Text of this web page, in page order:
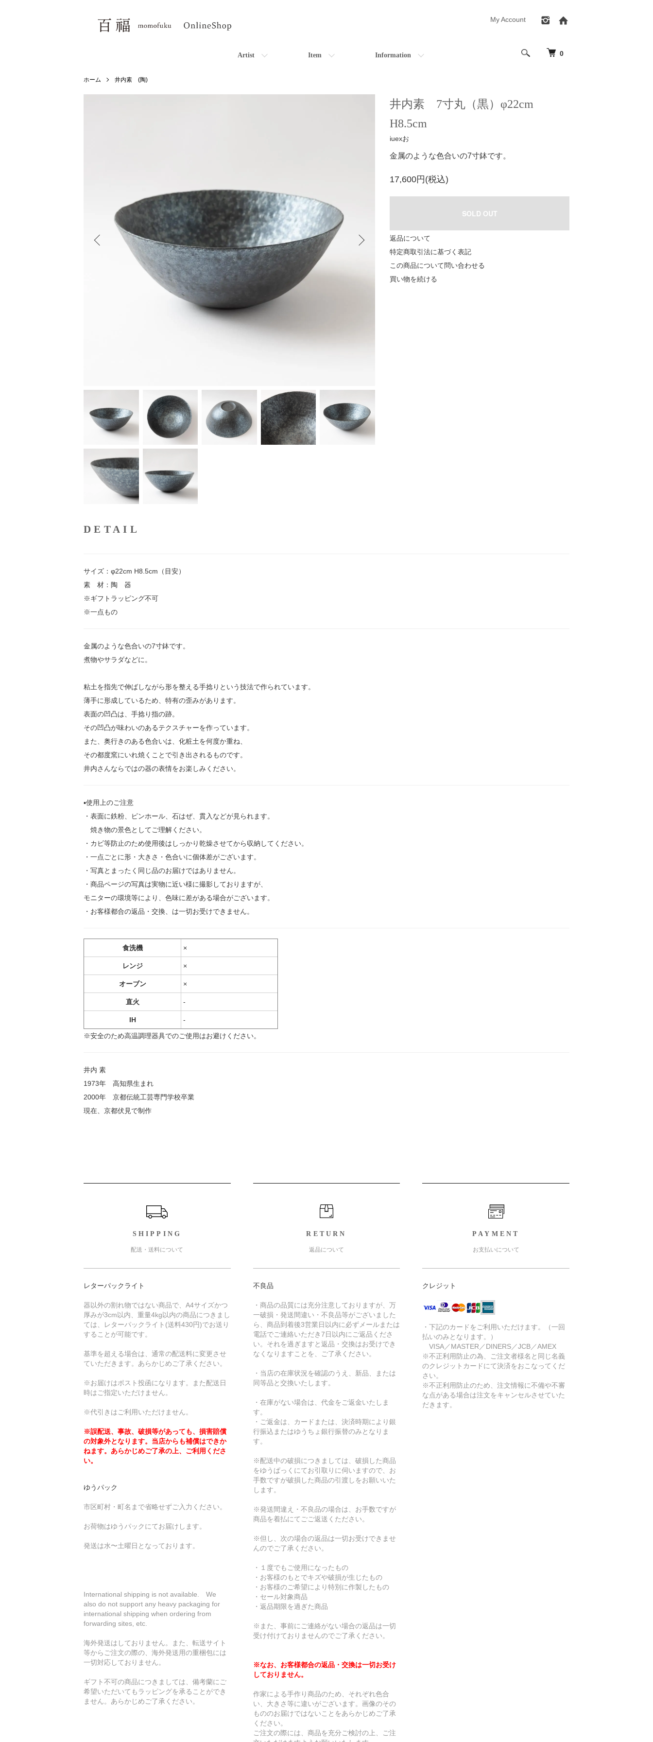
0
Artist Item Information
My Account
ホーム 井内素 (陶)
井内素 7寸丸（黒）φ22cm
H8.5cm
iuexお
金属のような色合いの7寸鉢です。
17,600円(税込)
SOLD OUT
返品について
特定商取引法に基づく表記
この商品について問い合わせる
買い物を続ける
DETAIL
サイズ：φ22cm H8.5cm（目安）
素 材：陶 器
※ギフトラッピング不可
※一点もの
金属のような色合いの7寸鉢です。
煮物やサラダなどに。
粘土を指先で伸ばしながら形を整える手捻りという技法で作られています。
薄手に形成しているため、特有の歪みがあります。
表面の凹凸は、手捻り指の跡。
その凹凸が味わいのあるテクスチャーを作っています。
また、奥行きのある色合いは、化粧土を何度か重ね、
その都度窯にいれ焼くことで引き出されるものです。
井内さんならではの器の表情をお楽しみください。
▪️使用上のご注意
・表面に鉄粉、ピンホール、石はぜ、貫入などが見られます。
焼き物の景色としてご理解ください。
・カビ等防止のため使用後はしっかり乾燥させてから収納してください。
・一点ごとに形・大きさ・色合いに個体差がございます。
・写真とまったく同じ品のお届けではありません。
・商品ページの写真は実物に近い様に撮影しておりますが、
モニターの環境等により、色味に差がある場合がございます。
・お客様都合の返品・交換、は一切お受けできません。
食洗機 ×
レンジ ×
オーブン ×
直火 -
IH -
※安全のため高温調理器具でのご使用はお避けください。
井内 素
1973年 高知県生まれ
2000年 京都伝統工芸専門学校卒業
現在、京都伏見で制作
SHIPPING
配送・送料について
レターパックライト
器以外の割れ物ではない商品で、A4サイズかつ
厚みが3cm以内、重量4kg以内の商品につきまし
ては、レターパックライト(送料430円)でお送り
することが可能です。
基準を超える場合は、通常の配送料に変更させ
ていただきます。あらかじめご了承ください。
※お届けはポスト投函になります。また配送日
時はご指定いただけません。
※代引きはご利用いただけません。
※誤配送、事故、破損等があっても、損害賠償
の対象外となります。当店からも補償はできか
ねます。あらかじめご了承の上、ご利用くださ
い。
ゆうパック
市区町村・町名まで省略せずご入力ください。
お荷物はゆうパックにてお届けします。
発送は水〜土曜日となっております。
International shipping is not available. We
also do not support any heavy packaging for
international shipping when ordering from
forwarding sites, etc.
海外発送はしておりません。また、転送サイト
等からご注文の際の、海外発送用の重梱包には
一切対応しておりません。
ギフト不可の商品につきましては、備考蘭にご
希望いただいてもラッピングを承ることができ
ません。あらかじめご了承ください。
RETURN
返品について
不良品
・商品の品質には充分注意しておりますが、万
一破損・発送間違い・不良品等がございました
ら、商品到着後3営業日以内に必ずメールまたは
電話でご連絡いただき7日以内にご返品くださ
い。それを過ぎますと返品・交換はお受けでき
なくなりますことを、ご了承ください。
・当店の在庫状況を確認のうえ、新品、または
同等品と交換いたします。
・在庫がない場合は、代金をご返金いたしま
す。
・ご返金は、カードまたは、決済時期により銀
行振込またはゆうちょ銀行振替のみとなりま
す。
※配送中の破損につきましては、破損した商品
をゆうぱっくにてお引取りに伺いますので、お
手数ですが破損した商品の引渡しをお願いいた
します。
※発送間違え・不良品の場合は、お手数ですが
商品を着払にてごご返送くたださい。
※但し、次の場合の返品は一切お受けできませ
んのでご了承ください。
・１度でもご使用になったもの
・お客様のもとでキズや破損が生じたもの
・お客様のご希望により特別に作製したもの
・セール対象商品
・返品期限を過ぎた商品
※また、事前にご連絡がない場合の返品は一切
受け付けておりませんのでご了承ください。
※なお、お客様都合の返品・交換は一切お受け
しておりません。
作家による手作り商品のため、それぞれ色合
い、大きさ等に違いがございます。画像のその
もののお届けではないことをあらかじめご了承
ください。
ご注文の際には、商品を充分ご検討の上、ご注
PAYMENT
お支払いについて
クレジット
・下記のカードをご利用いただけます。（一回
払いのみとなります。）
VISA／MASTER／DINERS／JCB／AMEX
※不正利用防止の為、ご注文者様名と同じ名義
のクレジットカードにて決済をおこなってくだ
さい。
※不正利用防止のため、注文情報に不備や不審
な点がある場合は注文をキャンセルさせていた
だきます。